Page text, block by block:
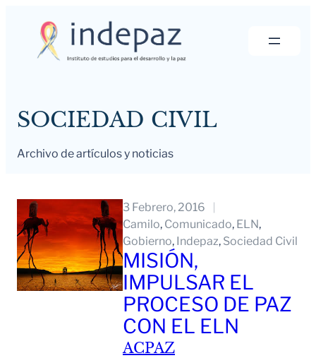
SOCIEDAD CIVIL
Archivo de artículos y noticias
3 Febrero, 2016
Camilo, Comunicado, ELN
Gobierno, Indepaz, Sociedad Civil
MISIÓN,
IMPULSAR EL
PROCESO DE PAZ
CON EL ELN
ACPAZ